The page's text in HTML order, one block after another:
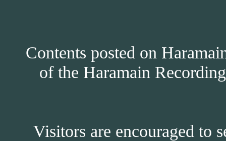
Contents posted on
of the Haramain
Visitors are encouraged to